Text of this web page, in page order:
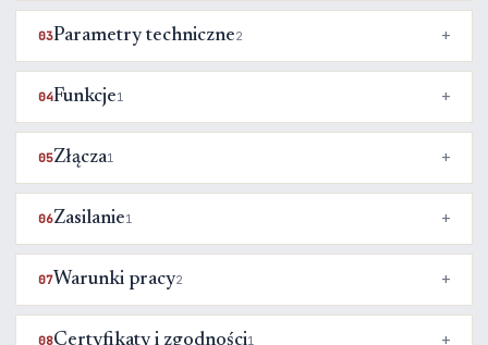
03Parametry techniczne2
04Funkcje1
05Złącza1
06Zasilanie1
07Warunki pracy2
08Certyfikaty i zgodności1